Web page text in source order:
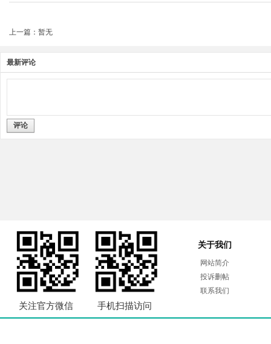
上一篇：暂无
最新评论
评论
关注官方微信 手机扫描访问
关于我们
网站简介
投诉删帖
联系我们